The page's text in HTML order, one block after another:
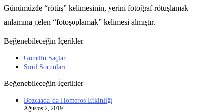
Günümüzde “rötüş” kelimesinin, yerini fotoğraf rötuşlamak
anlamına gelen “fotoşoplamak” kelimesi almıştır.
Beğenebileceğin İçerikler
Gönüllü Saçlar
Sınıf Sorunları
Beğenebileceğin İçerikler
Bozcaada’da Homeros Etkinliği
Ağustos 2, 2019